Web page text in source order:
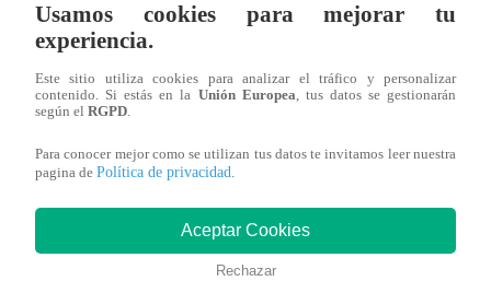
Asesinan a comerciante ferretero dentro de
galería en San Juan de Lurigancho
También te puede
Usamos cookies para mejorar tu
experiencia.
Este sitio utiliza cookies para analizar el tráfico y personalizar
contenido. Si estás en la Unión Europea, tus datos se gestionarán
según el RGPD.
Para conocer mejor como se utilizan tus datos te invitamos leer nuestra
pagina de Política de privacidad.
Aceptar Cookies
Rechazar